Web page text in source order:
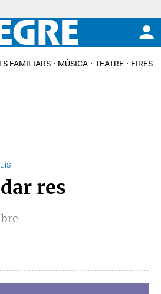
FAMILIARS MÚSICA TEATRE FIRES I
res